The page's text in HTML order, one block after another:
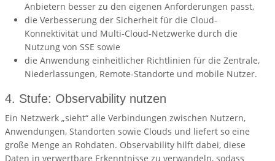
Anbietern besser zu den eigenen Anforderungen passt,
die Verbesserung der Sicherheit für die Cloud-
Konnektivität und Multi-Cloud-Netzwerke durch die
Nutzung von SSE sowie
die Anwendung einheitlicher Richtlinien für die Zentrale,
Niederlassungen, Remote-Standorte und mobile Nutzer.
4. Stufe: Observability nutzen
Ein Netzwerk „sieht“ alle Verbindungen zwischen Nutzern,
Anwendungen, Standorten sowie Clouds und liefert so eine
große Menge an Rohdaten. Observability hilft dabei, diese
Daten in verwertbare Erkenntnisse zu verwandeln, sodass